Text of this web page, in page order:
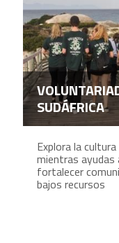
SUDÁFRICA
Explora la
mientras ayudas
fortalecer
bajos recursos